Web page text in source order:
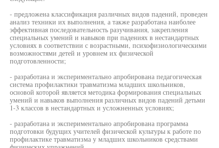
- предложена классификация различных видов падений, проведен
анализ техники их выполнения, а также разработана наиболее
эффективная последовательность разучивания, закрепления
специальных умений и навыков при падениях в нестандартных
условиях в соответствии с возрастными, психофизиологическими
возможностями детей и уровнем их физической
подготовленности;
- разработана и экспериментально апробирована педагогическая
система профилактики травматизма младших школьников,
основой которой является методика формирования специальных
умений и навыков выполнения различных видов падений детьми
1-3 классов в нестандартных и усложненных условиях;
- разработана и экспериментально апробирована программа
подготовки будущих учителей физической культуры к работе по
профилактике травматизма у младших школьников средствами